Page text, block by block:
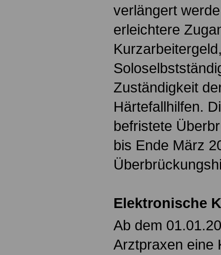
verlängert
erleichtere
Zuständigkeit
Härtefallhilfen.
befristete
bis Ende März
Elektronische
Ab dem
Arztpraxen eine